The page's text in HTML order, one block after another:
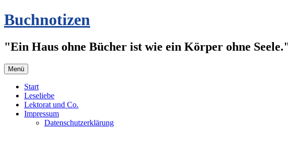
Zum
Inhalt
Buchnotizen
"Ein Haus ohne Bücher ist wie ein Körper ohne
Menü
Start
Leseliebe
Lektorat und Co.
Impressum
Datenschutzerklärung